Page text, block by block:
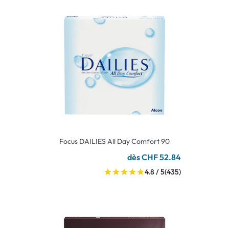
Focus DAILIES All Day Comfort 90
dès CHF 52.84
4.8 / 5(435)